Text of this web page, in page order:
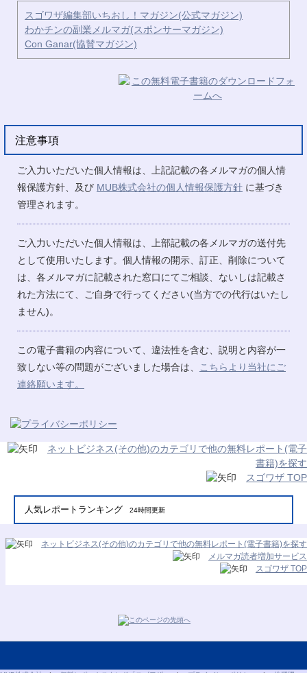
スゴワザ編集部いちおし！マガジン(公式マガジン)
わかチンの副業メルマガ(スポンサーマガジン)
Con Ganar(協賛マガジン)
注意事項
ご入力いただいた個人情報は、上記記載の各メルマガの個人情
報保護方針、及び MUB株式会社の個人情報保護方針 に基づき
管理されます。
ご入力いただいた個人情報は、上部記載の各メルマガの送付先
として使用いたします。個人情報の開示、訂正、削除について
は、各メルマガに記載された窓口にてご相談、ないしは記載さ
れた方法にて、ご自身で行ってください(当方での代行はいたし
ません)。
この電子書籍の内容について、違法性を含む、説明と内容が一
致しない等の問題がございました場合は、
こちらより当社にご
連絡願います。
ネットビジネス(その他)のカテゴリで他の無料レポート(電子
書籍)を探す
スゴワザ TOP
人気レポートランキング 24時間更新
ネットビジネス(その他)のカテゴリで他の無料レポート(電子書籍)を探す
メルマガ読者増加サービス
スゴワザ TOP